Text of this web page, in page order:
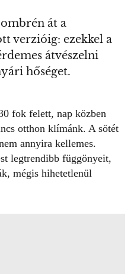
át a
verzióig: ezekkel a
átvészelni
hőséget.
fok felett, nap közben
otthon klímánk. A sötét
annyira kellemes.
legtrendibb függönyeit,
mégis hihetetlenül